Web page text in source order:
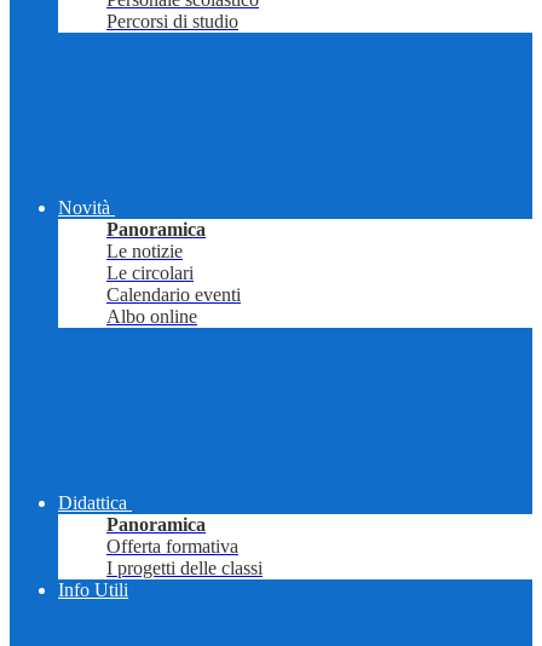
Percorsi di studio
Novità
Panoramica
Le notizie
Le circolari
Calendario eventi
Albo online
Didattica
Panoramica
Offerta formativa
I progetti delle classi
Info Utili